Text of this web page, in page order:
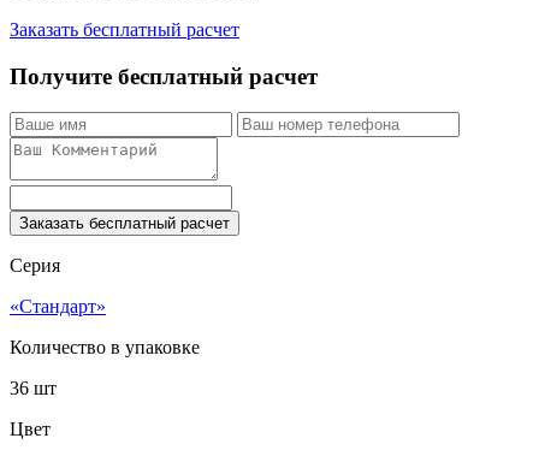
Заказать бесплатный расчет
Получите бесплатный расчет
Заказать бесплатный расчет
Серия
«Стандарт»
Количество в упаковке
36 шт
Цвет